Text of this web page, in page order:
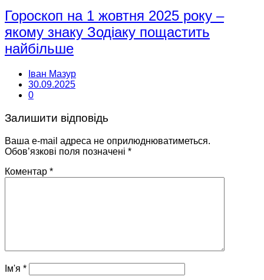
Гороскоп на 1 жовтня 2025 року –
якому знаку Зодіаку пощастить
найбільше
Іван Мазур
30.09.2025
0
Залишити відповідь
Ваша e-mail адреса не оприлюднюватиметься.
Обов’язкові поля позначені *
Коментар *
Ім'я *